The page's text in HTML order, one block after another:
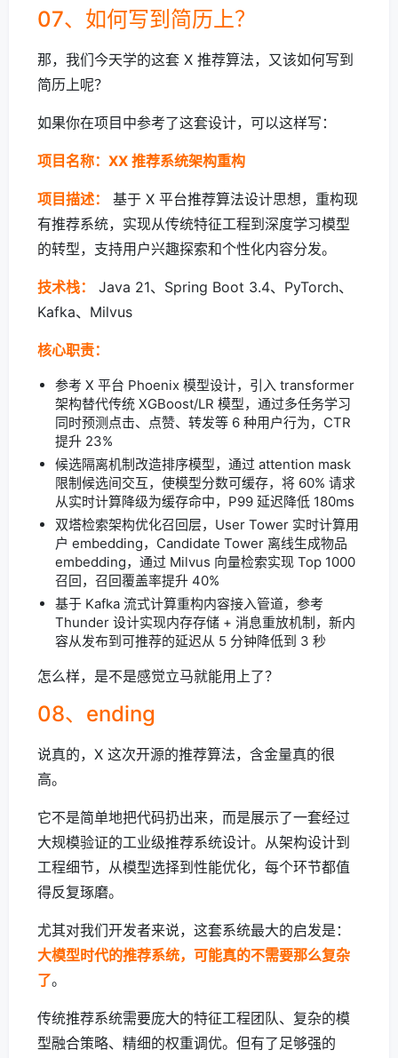
07、如何写到简历上？
那，我们今天学的这套 X 推荐算法，又该如何写到
简历上呢？
如果你在项目中参考了这套设计，可以这样写：
项目名称：XX 推荐系统架构重构
项目描述：
基于 X 平台推荐算法设计思想，重构现
有推荐系统，实现从传统特征工程到深度学习模型
的转型，支持用户兴趣探索和个性化内容分发。
技术栈：
Java 21、Spring Boot 3.4、PyTorch、
Kafka、Milvus
核心职责：
参考 X 平台 Phoenix 模型设计，引入 transformer
架构替代传统 XGBoost/LR 模型，通过多任务学习
同时预测点击、点赞、转发等 6 种用户行为，CTR
提升 23%
候选隔离机制改造排序模型，通过 attention mask
限制候选间交互，使模型分数可缓存，将 60% 请求
从实时计算降级为缓存命中，P99 延迟降低 180ms
双塔检索架构优化召回层，User Tower 实时计算用
户 embedding，Candidate Tower 离线生成物品
embedding，通过 Milvus 向量检索实现 Top 1000
召回，召回覆盖率提升 40%
基于 Kafka 流式计算重构内容接入管道，参考
Thunder 设计实现内存存储 + 消息重放机制，新内
容从发布到可推荐的延迟从 5 分钟降低到 3 秒
怎么样，是不是感觉立马就能用上了？
08、ending
说真的，X 这次开源的推荐算法，含金量真的很
高。
它不是简单地把代码扔出来，而是展示了一套经过
大规模验证的工业级推荐系统设计。从架构设计到
工程细节，从模型选择到性能优化，每个环节都值
得反复琢磨。
尤其对我们开发者来说，这套系统最大的启发是：
大模型时代的推荐系统，可能真的不需要那么复杂
了。
传统推荐系统需要庞大的特征工程团队、复杂的模
型融合策略、精细的权重调优。但有了足够强的